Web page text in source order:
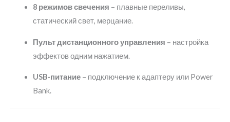
8 режимов свечения – плавные переливы,
статический свет, мерцание.
Пульт дистанционного управления – настройка
эффектов одним нажатием.
USB-питание – подключение к адаптеру или Power
Bank.